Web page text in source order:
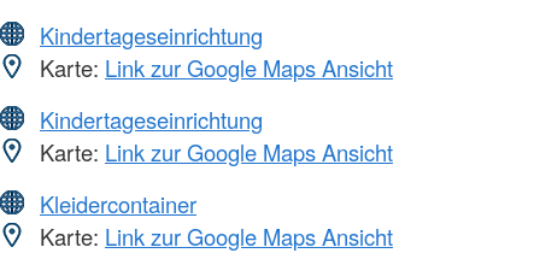
Kindertageseinrichtung
Karte: Link zur Google Maps Ansicht
Kindertageseinrichtung
Karte: Link zur Google Maps Ansicht
Kleidercontainer
Karte: Link zur Google Maps Ansicht